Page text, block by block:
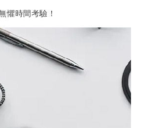
懼時間考驗！